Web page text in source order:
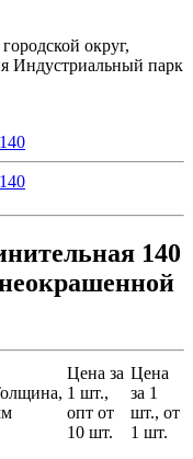
округ,
Индустриальный парк
140
Цена за
1 шт.,
опт от
10 шт.
Цена
за 1
шт., от
1 шт.